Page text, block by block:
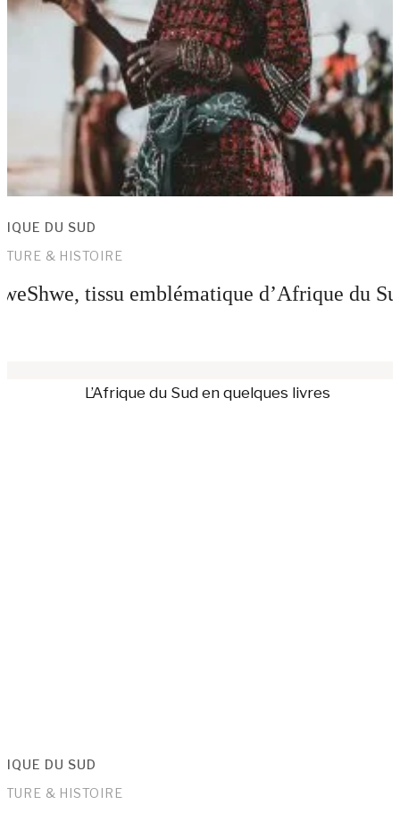
DU SUD
& HISTOIRE
tissu emblématique d’Afrique du
DU SUD
& HISTOIRE